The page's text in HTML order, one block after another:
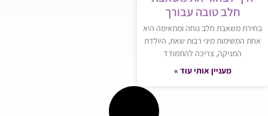
חלב טובה עבורך
בחירת משאבת חלב נוחה ומתאימה היא
אחת המשימות מיני רבות שאת, היולדת
המניקה, צריכה להתמודד
מעניין אותי עוד »